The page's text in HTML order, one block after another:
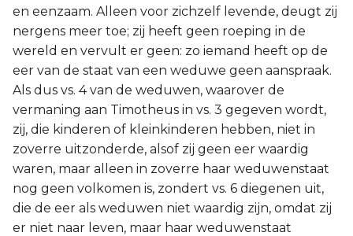
en eenzaam. Alleen voor zichzelf levende, deugt zij
nergens meer toe; zij heeft geen roeping in de
wereld en vervult er geen: zo iemand heeft op de
eer van de staat van een weduwe geen aanspraak.
Als dus vs. 4 van de weduwen, waarover de
vermaning aan Timotheus in vs. 3 gegeven wordt,
zij, die kinderen of kleinkinderen hebben, niet in
zoverre uitzonderde, alsof zij geen eer waardig
waren, maar alleen in zoverre haar weduwenstaat
nog geen volkomen is, zondert vs. 6 diegenen uit,
die de eer als weduwen niet waardig zijn, omdat zij
er niet naar leven, maar haar weduwenstaat